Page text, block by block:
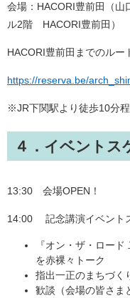
会場：HACORI豊前田（山
ル2階 HACORI豊前田）
HACORI豊前田までのルー
https://reserva.be/
※JR下関駅より徒歩10分
４．イベントス
13:30 会場OPEN！
14:00 記念講演イベント
『オン・ザ・ロー
を赤裸々トーク
指出一正のまちづく
歓談（会場の皆さま